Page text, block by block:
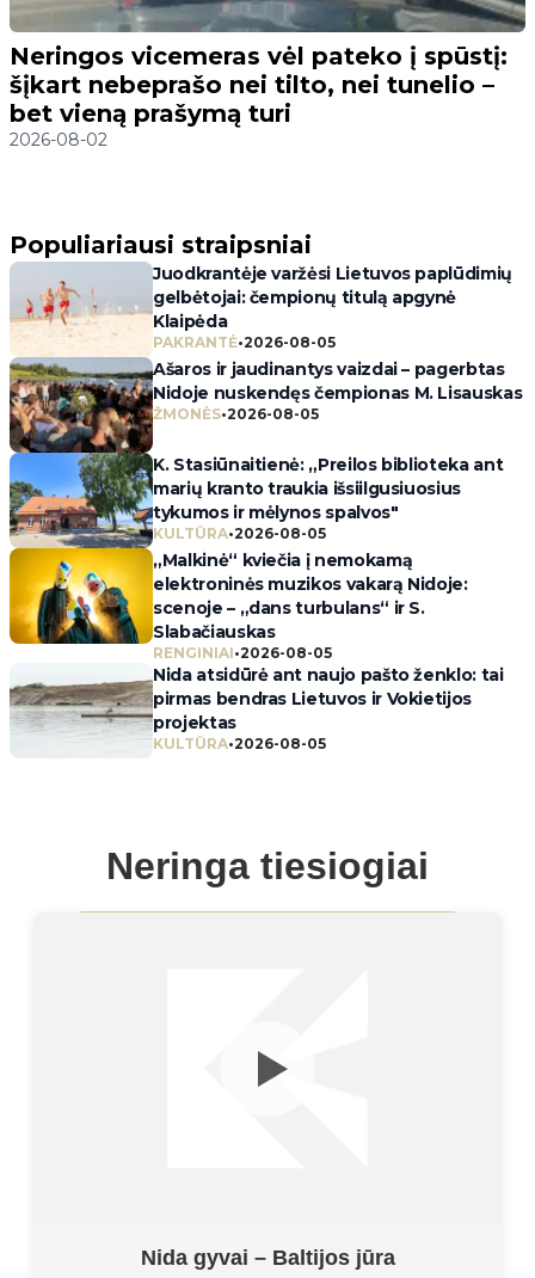
Neringos vicemeras vėl pateko į spūstį:
šįkart nebeprašo nei tilto, nei tunelio –
bet vieną prašymą turi
2026-08-02
Populiariausi straipsniai
Juodkrantėje varžėsi Lietuvos paplūdimių
gelbėtojai: čempionų titulą apgynė
Klaipėda
PAKRANTĖ•2026-08-05
Ašaros ir jaudinantys vaizdai – pagerbtas
Nidoje nuskendęs čempionas M. Lisauskas
ŽMONĖS•2026-08-05
K. Stasiūnaitienė: „Preilos biblioteka ant
marių kranto traukia išsiilgusiuosius
tykumos ir mėlynos spalvos"
KULTŪRA•2026-08-05
„Malkinė“ kviečia į nemokamą
elektroninės muzikos vakarą Nidoje:
scenoje – „dans turbulans“ ir S.
Slabačiauskas
RENGINIAI•2026-08-05
Nida atsidūrė ant naujo pašto ženklo: tai
pirmas bendras Lietuvos ir Vokietijos
projektas
KULTŪRA•2026-08-05
Neringa tiesiogiai
Nida gyvai – Baltijos jūra